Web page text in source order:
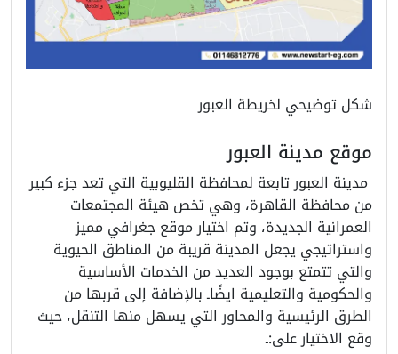
شكل توضيحي لخريطة العبور
موقع مدينة العبور
مدينة العبور تابعة لمحافظة القليوبية التي تعد جزء كبير
من محافظة القاهرة، وهي تخص هيئة المجتمعات
العمرانية الجديدة، وتم اختيار موقع جغرافي مميز
واستراتيجي يجعل المدينة قريبة من المناطق الحيوية
والتي تتمتع بوجود العديد من الخدمات الأساسية
والحكومية والتعليمية ايضًاـ بالإضافة إلى قربها من
الطرق الرئيسية والمحاور التي يسهل منها التنقل، حيث
وقع الاختيار على:ـ